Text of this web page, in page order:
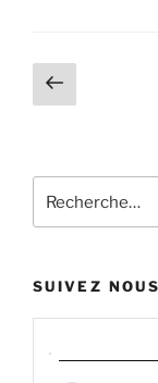
Pagination
des
Page
pour
SUIVEZ